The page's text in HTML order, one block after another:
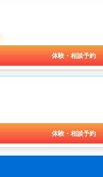
体験・相談予約
体験・相談予約